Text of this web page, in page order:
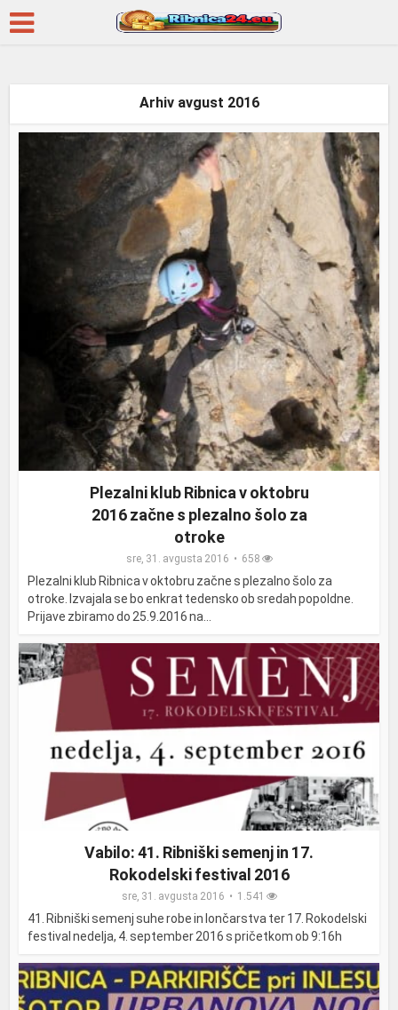
Arhiv avgust 2016
Plezalni klub Ribnica v oktobru
2016 začne s plezalno šolo za
otroke
sre, 31. avgusta 2016 658
Plezalni klub Ribnica v oktobru začne s plezalno šolo za
otroke. Izvajala se bo enkrat tedensko ob sredah popoldne.
Prijave zbiramo do 25.9.2016 na...
Vabilo: 41. Ribniški semenj in 17.
Rokodelski festival 2016
sre, 31. avgusta 2016 1.541
41. Ribniški semenj suhe robe in lončarstva ter 17. Rokodelski
festival nedelja, 4. september 2016 s pričetkom ob 9:16h